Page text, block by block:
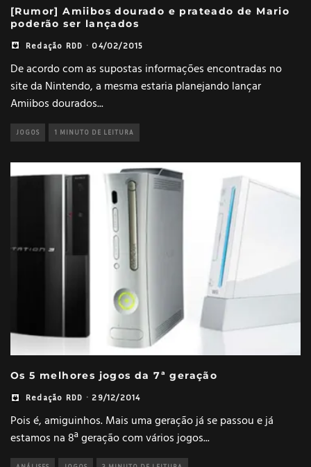
[Rumor] Amiibos dourado e prateado de Mario
poderão ser lançados
Redação RDD · 04/02/2015
De acordo com as supostas informações encontradas no
site da Nintendo, a mesma estaria planejando lançar
Amiibos dourados...
JOGOS 1 MINUTO DE LEITURA
Os 5 melhores jogos da 7ª geração
Redação RDD · 29/12/2014
Pois é, amiguinhos. Mais uma geração já se passou e já
estamos na 8ª geração com vários jogos...